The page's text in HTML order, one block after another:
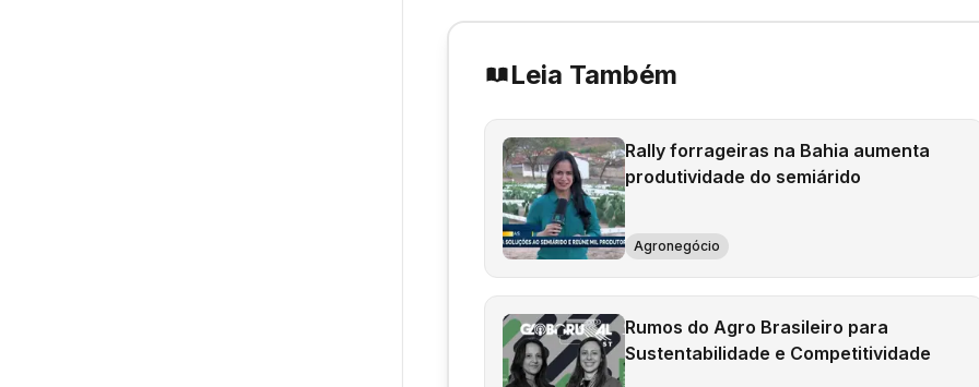
Leia Também
Rally forrageiras na Bahia aumenta
produtividade do semiárido
Agronegócio
Rumos do Agro Brasileiro para
Sustentabilidade e Competitividade